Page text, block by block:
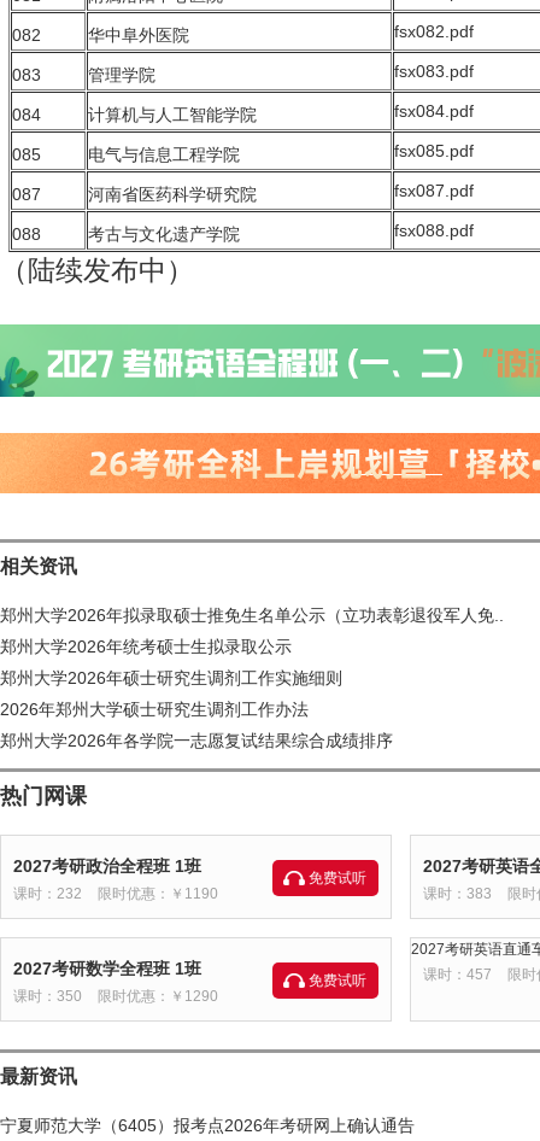
082 华中阜外医院 fsx082.pdf
083 管理学院 fsx083.pdf
084 计算机与人工智能学院 fsx084.pdf
085 电气与信息工程学院 fsx085.pdf
087 河南省医药科学研究院 fsx087.pdf
088 考古与文化遗产学院 fsx088.pdf
（陆续发布中）
相关资讯
郑州大学2026年拟录取硕士推免生名单公示（立功表彰退役军人免..
郑州大学2026年统考硕士生拟录取公示
郑州大学2026年硕士研究生调剂工作实施细则
2026年郑州大学硕士研究生调剂工作办法
郑州大学2026年各学院一志愿复试结果综合成绩排序
热门网课
2027考研政治全程班 1班
课时：232 限时优惠：￥1190
免费试听
2027考研英语
课时：383 限
2027考研数学全程班 1班
课时：350 限时优惠：￥1290
免费试听
2027考研英语直通
课时：457
限
最新资讯
宁夏师范大学（6405）报考点2026年考研网上确认通告